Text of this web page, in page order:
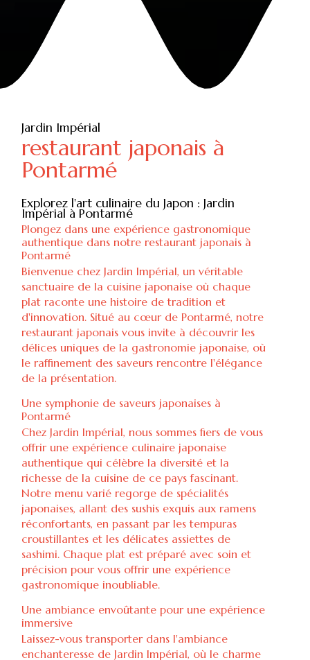
Jardin Impérial
restaurant japonais à
Pontarmé
Explorez l'art culinaire du Japon : Jardin
Impérial à Pontarmé
Plongez dans une expérience gastronomique
authentique dans notre restaurant japonais à
Pontarmé
Bienvenue chez Jardin Impérial, un véritable
sanctuaire de la cuisine japonaise où chaque
plat raconte une histoire de tradition et
d'innovation. Situé au cœur de Pontarmé, notre
restaurant japonais vous invite à découvrir les
délices uniques de la gastronomie japonaise, où
le raffinement des saveurs rencontre l'élégance
de la présentation.
Une symphonie de saveurs japonaises à
Pontarmé
Chez Jardin Impérial, nous sommes fiers de vous
offrir une expérience culinaire japonaise
authentique qui célèbre la diversité et la
richesse de la cuisine de ce pays fascinant.
Notre menu varié regorge de spécialités
japonaises, allant des sushis exquis aux ramens
réconfortants, en passant par les tempuras
croustillantes et les délicates assiettes de
sashimi. Chaque plat est préparé avec soin et
précision pour vous offrir une expérience
gastronomique inoubliable.
Une ambiance envoûtante pour une expérience
immersive
Laissez-vous transporter dans l'ambiance
enchanteresse de Jardin Impérial, où le charme